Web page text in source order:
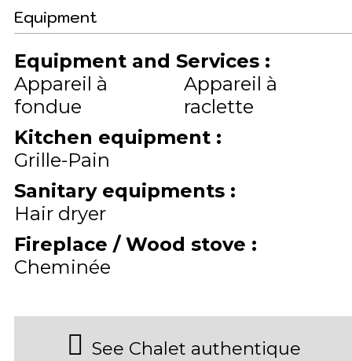
Equipment
Equipment and Services :
Appareil à
fondue
Appareil à
raclette
Kitchen equipment :
Grille-Pain
Sanitary equipments :
Hair dryer
Fireplace / Wood stove :
Cheminée
See Chalet authentique